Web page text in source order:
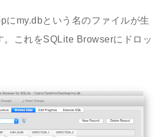
にmy.dbという名のファイルが生
。これをSQLite Browserにドロッ